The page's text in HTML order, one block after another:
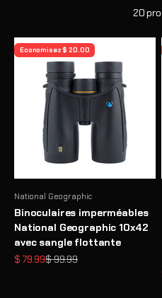
20
Economisez $ 20.00
National Geographic
Binoculaires imperméables
National Geographic 10x42
avec sangle flottante
Prix de vente
$ 79.99Prix normal
$ 99.99